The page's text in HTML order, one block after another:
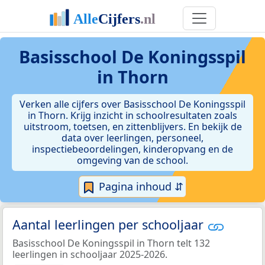
Basisschool De Koningsspil
in Thorn
Verken alle cijfers over Basisschool De Koningsspil
in Thorn. Krijg inzicht in schoolresultaten zoals
uitstroom, toetsen, en zittenblijvers. En bekijk de
data over leerlingen, personeel,
inspectiebeoordelingen, kinderopvang en de
omgeving van de school.
Pagina inhoud ⇵
Aantal leerlingen per schooljaar
Basisschool De Koningsspil in Thorn telt 132
leerlingen in schooljaar 2025-2026.